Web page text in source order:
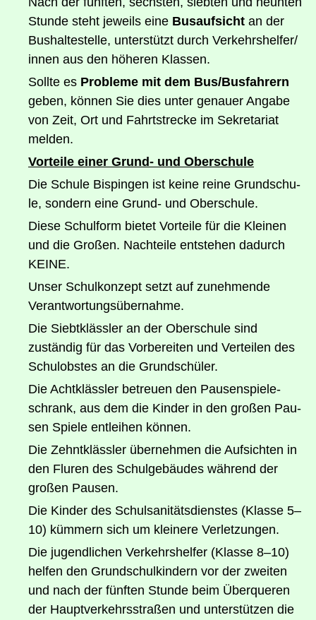
Stun­de steht jeweils eine Bus­auf­sicht an der
Bus­hal­te­stel­le, unter­stützt durch Verkehrshelfer/​
innen aus den höhe­ren Klassen.
Soll­te es Pro­ble­me mit dem Bus/​Bus­fah­rern
geben, kön­nen Sie dies unter genau­er Anga­be
von Zeit, Ort und Fahrt­stre­cke im Sekre­ta­ri­at
melden.
Vor­tei­le einer Grund- und Oberschule
Die Schu­le Bis­pin­gen ist kei­ne rei­ne Grund­schu­
le, son­dern eine Grund- und Oberschule.
Die­se Schul­form bie­tet Vor­tei­le für die Klei­nen
und die Gro­ßen. Nach­tei­le ent­ste­hen dadurch
KEINE.
Unser Schul­kon­zept setzt auf zuneh­men­de
Verantwortungsübernahme.
Die Siebt­kläss­ler an der Ober­schu­le sind
zustän­dig für das Vor­be­rei­ten und Ver­tei­len des
Schul­obs­tes an die Grundschüler.
Die Acht­kläss­ler betreu­en den Pau­sen­spie­le­
schrank, aus dem die Kin­der in den gro­ßen Pau­
sen Spie­le ent­lei­hen können.
Die Zehnt­kläss­ler über­neh­men die Auf­sich­ten in
den Flu­ren des Schul­ge­bäu­des wäh­rend der
gro­ßen Pausen.
Die Kin­der des Schul­sa­ni­täts­diens­tes (Klas­se 5–
10) küm­mern sich um klei­ne­re Verletzungen.
Die jugend­li­chen Ver­kehrs­hel­fer (Klas­se 8–10)
hel­fen den Grund­schul­kin­dern vor der zwei­ten
und nach der fünf­ten Stun­de beim Über­que­ren
der Haupt­ver­kehrs­stra­ßen und unter­stüt­zen die